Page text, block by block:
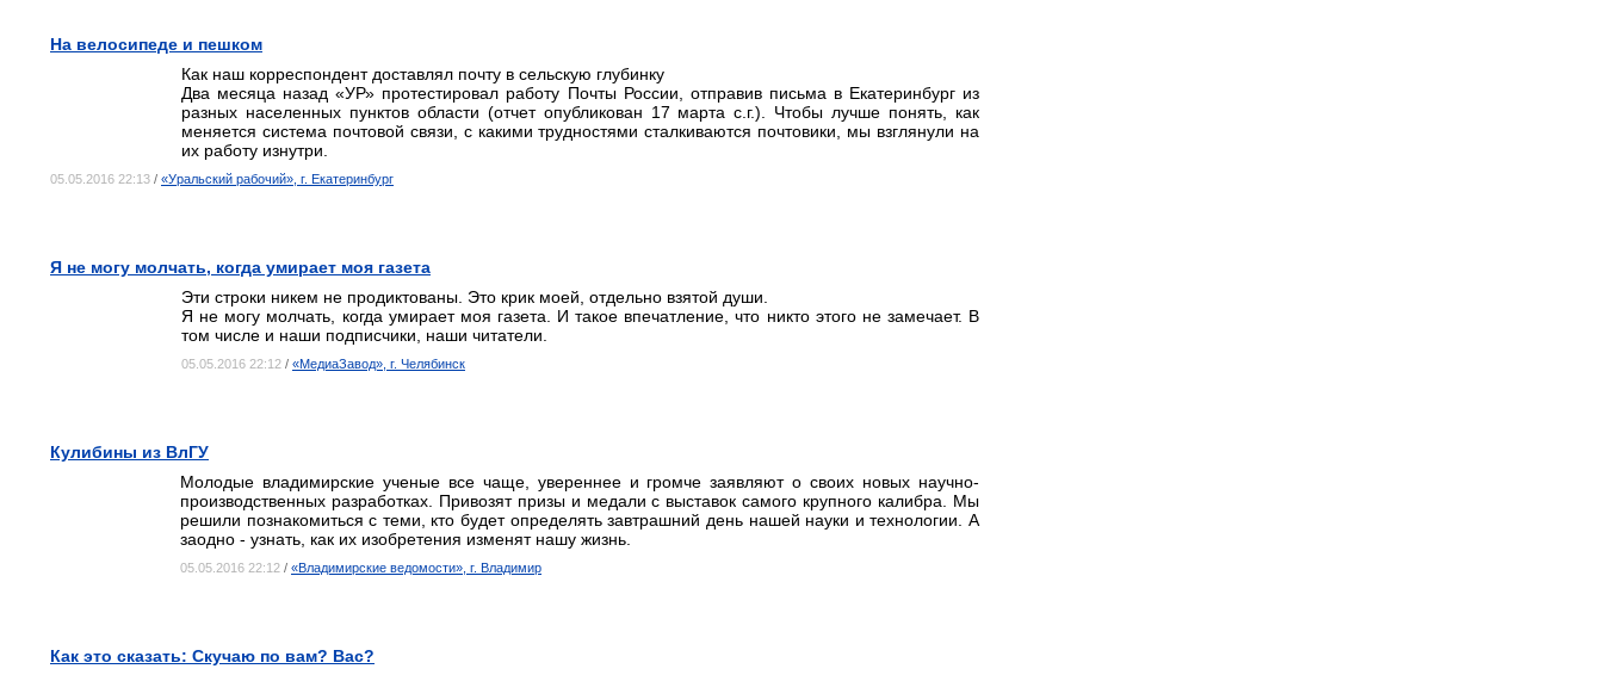
На велосипеде и пешком
Как наш корреспондент доставлял почту в сельскую глубинку
Два месяца назад «УР» протестировал работу Почты России, отправив письма в Екатеринбург из
разных населенных пунктов области (отчет опубликован 17 марта с.г.). Чтобы лучше понять, как
меняется система почтовой связи, с какими трудностями сталкиваются почтовики, мы взглянули на
их работу изнутри.
05.05.2016 22:13 / «Уральский рабочий», г. Екатеринбург
Я не могу молчать, когда умирает моя газета
Эти строки никем не продиктованы. Это крик моей, отдельно взятой души.
Я не могу молчать, когда умирает моя газета. И такое впечатление, что никто этого не замечает. В
том числе и наши подписчики, наши читатели.
05.05.2016 22:12 / «МедиаЗавод», г. Челябинск
Кулибины из ВлГУ
Молодые владимирские ученые все чаще, увереннее и громче заявляют о своих новых научно-
производственных разработках. Привозят призы и медали с выставок самого крупного калибра. Мы
решили познакомиться с теми, кто будет определять завтрашний день нашей науки и технологии. А
заодно - узнать, как их изобретения изменят нашу жизнь.
05.05.2016 22:12 / «Владимирские ведомости», г. Владимир
Как это сказать: Скучаю по вам? Вас?